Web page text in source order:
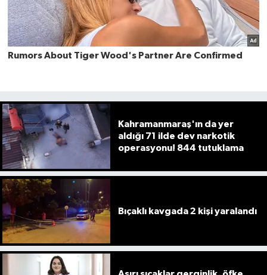
Kahramanmaraş'ın da yer
aldığı 71 ilde dev narkotik
operasyonu! 844 tutuklama
Bıçaklı kavgada 2 kişi yaralandı